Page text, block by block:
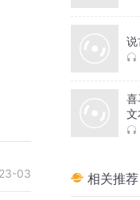
03
喜
文
相关推荐